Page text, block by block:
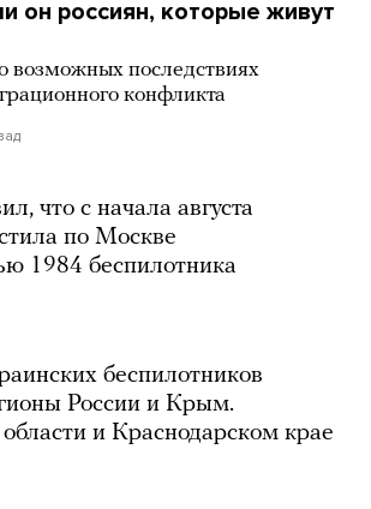
он россиян, которые живут
возможных последствиях
конфликта
что с начала августа
по Москве
1984 беспилотника
беспилотников
России и Крым.
и Краснодарском крае